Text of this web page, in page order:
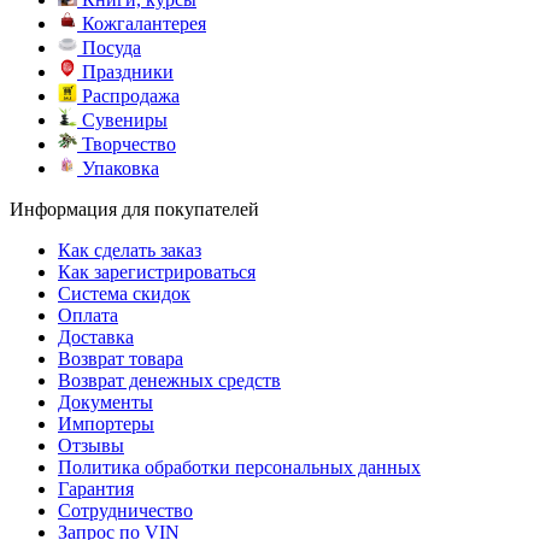
Кожгалантерея
Посуда
Праздники
Распродажа
Сувениры
Творчество
Упаковка
Информация для покупателей
Как сделать заказ
Как зарегистрироваться
Система скидок
Оплата
Доставка
Возврат товара
Возврат денежных средств
Документы
Импортеры
Отзывы
Политика обработки персональных данных
Гарантия
Сотрудничество
Запрос по VIN